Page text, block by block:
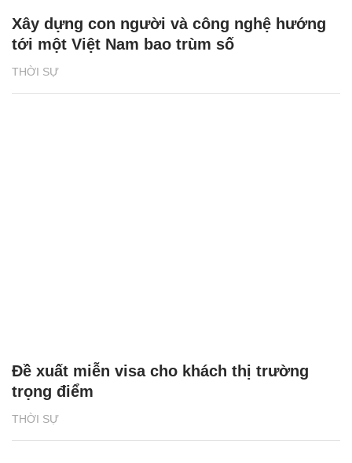
THỜI SỰ
Xây dựng con người và công nghệ hướng
tới một Việt Nam bao trùm số
THỜI SỰ
Đề xuất miễn visa cho khách thị trường
trọng điểm